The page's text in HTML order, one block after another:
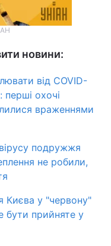
новини:
від COVID-
перші охочі
враженнями
подружжя
не робили,
Києва у "червону"
бути прийняте у